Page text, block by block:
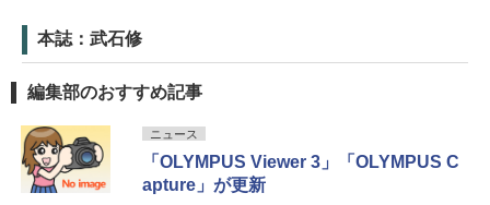
本誌：武石修
編集部のおすすめ記事
ニュース
「OLYMPUS Viewer 3」「OLYMPUS C
apture」が更新